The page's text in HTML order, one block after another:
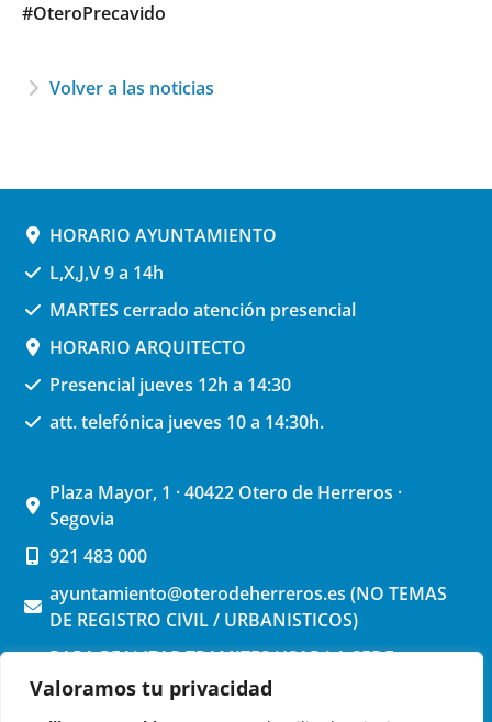
Valoramos tu privacidad
#OteroPrecavido
Volver a las noticias
HORARIO AYUNTAMIENTO
L,X,J,V 9 a 14h
MARTES cerrado atención presencial
HORARIO ARQUITECTO
Presencial jueves 12h a 14:30
att. telefónica jueves 10 a 14:30h.
Plaza Mayor, 1 · 40422 Otero de Herreros ·
Segovia
921 483 000
ayuntamiento@oterodeherreros.es (NO TEMAS
DE REGISTRO CIVIL / URBANISTICOS)
PARA REALIZAR TRAMITES USAR LA SEDE
ELECTRONICA (pinchar aquí)